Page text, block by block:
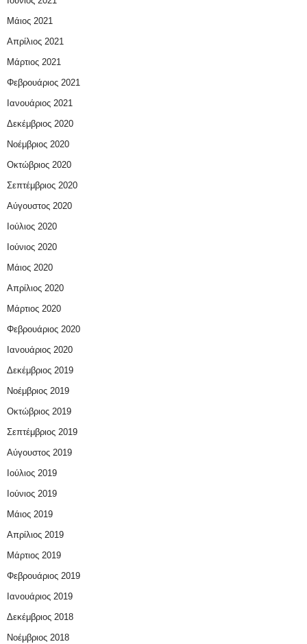
Μάιος 2021
Απρίλιος 2021
Μάρτιος 2021
Φεβρουάριος 2021
Ιανουάριος 2021
Δεκέμβριος 2020
Νοέμβριος 2020
Οκτώβριος 2020
Σεπτέμβριος 2020
Αύγουστος 2020
Ιούλιος 2020
Ιούνιος 2020
Μάιος 2020
Απρίλιος 2020
Μάρτιος 2020
Φεβρουάριος 2020
Ιανουάριος 2020
Δεκέμβριος 2019
Νοέμβριος 2019
Οκτώβριος 2019
Σεπτέμβριος 2019
Αύγουστος 2019
Ιούλιος 2019
Ιούνιος 2019
Μάιος 2019
Απρίλιος 2019
Μάρτιος 2019
Φεβρουάριος 2019
Ιανουάριος 2019
Δεκέμβριος 2018
Νοέμβριος 2018